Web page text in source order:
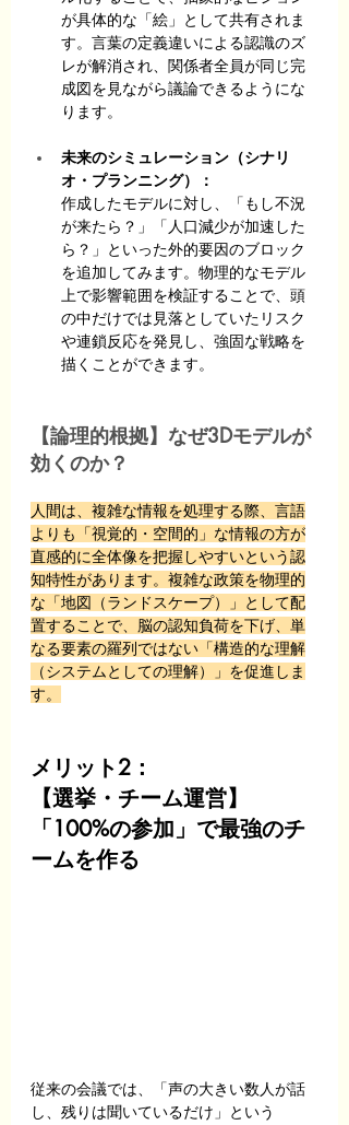
が具体的な「絵」として共有されま
す。言葉の定義違いによる認識のズ
レが解消され、関係者全員が同じ完
成図を見ながら議論できるようにな
ります。
未来のシミュレーション（シナリ
オ・プランニング）：
作成したモデルに対し、「もし不況
が来たら？」「人口減少が加速した
ら？」といった外的要因のブロック
を追加してみます。物理的なモデル
上で影響範囲を検証することで、頭
の中だけでは見落としていたリスク
や連鎖反応を発見し、強固な戦略を
描くことができます。
【論理的根拠】なぜ3Dモデルが
効くのか？
人間は、複雑な情報を処理する際、言語
よりも「視覚的・空間的」な情報の方が
直感的に全体像を把握しやすいという認
知特性があります。複雑な政策を物理的
な「地図（ランドスケープ）」として配
置することで、脳の認知負荷を下げ、単
なる要素の羅列ではない「構造的な理解
（システムとしての理解）」を促進しま
す。
メリット2：
【選挙・チーム運営】
「100%の参加」で最強のチ
ームを作る
従来の会議では、「声の大きい数人が話
し、残りは聞いているだけ」という